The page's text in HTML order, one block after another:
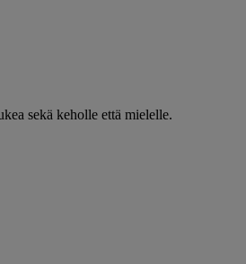
sekä keholle että mielelle.